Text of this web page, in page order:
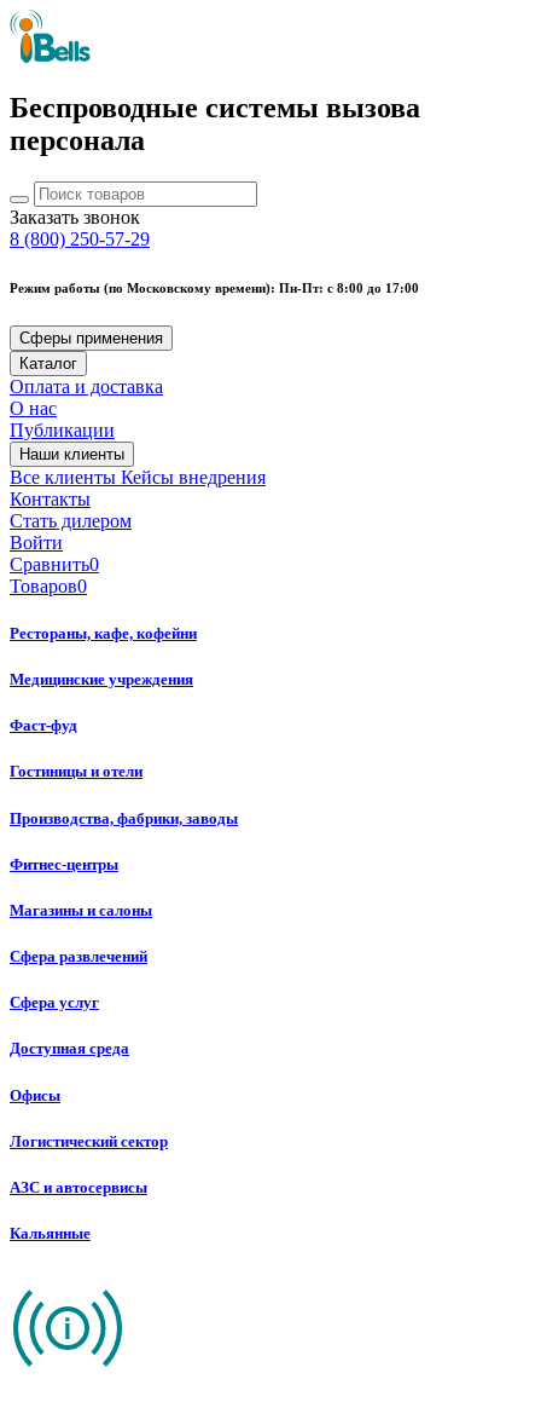
Беспроводные системы вызова
персонала
Заказать звонок
8 (800) 250-57-29
Режим работы (по Московскому времени): Пн-Пт: с 8:00 до 17:00
Сферы применения
Каталог
Оплата и доставка
О нас
Публикации
Наши клиенты
Все клиенты Кейсы внедрения
Контакты
Стать дилером
Войти
Сравнить0
Товаров0
Рестораны, кафе, кофейни
Медицинские учреждения
Фаст-фуд
Гостиницы и отели
Производства, фабрики, заводы
Фитнес-центры
Магазины и салоны
Сфера развлечений
Сфера услуг
Доступная среда
Офисы
Логистический сектор
АЗС и автосервисы
Кальянные